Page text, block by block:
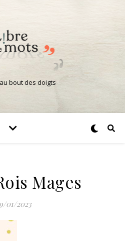
bout des doigts
Mages
01/2023